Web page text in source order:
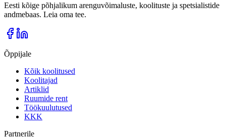
Eesti kõige põhjalikum arenguvõimaluste, koolituste ja spetsialistide
andmebaas. Leia oma tee.
Õppijale
Kõik koolitused
Koolitajad
Artiklid
Ruumide rent
Töökuulutused
KKK
Partnerile